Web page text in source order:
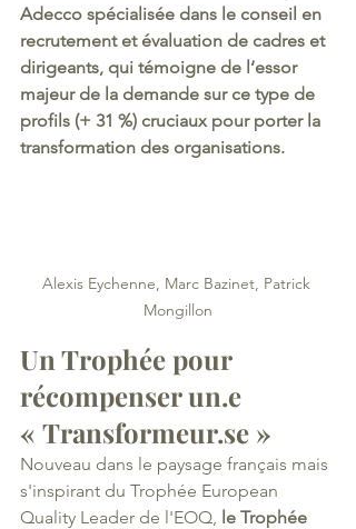
Adecco spécialisée dans le conseil en
recrutement et évaluation de cadres et
dirigeants, qui témoigne de l‘essor
majeur de la demande sur ce type de
profils (+ 31 %) cruciaux pour porter la
transformation des organisations.
Alexis Eychenne, Marc Bazinet, Patrick
Mongillon
Un Trophée pour
récompenser un.e
« Transformeur.se »
Nouveau dans le paysage français mais
s'inspirant du Trophée European
Quality Leader de l'EOQ, le Trophée